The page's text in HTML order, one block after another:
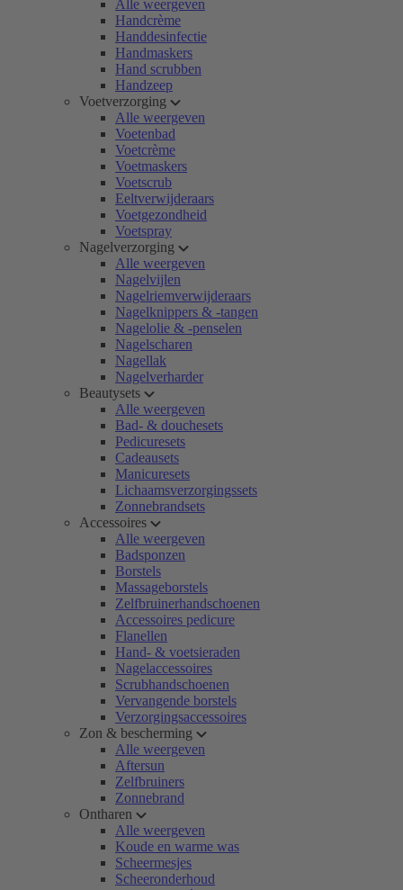
Alle weergeven
Handcrème
Handdesinfectie
Handmaskers
Hand scrubben
Handzeep
Voetverzorging
Alle weergeven
Voetenbad
Voetcrème
Voetmaskers
Voetscrub
Eeltverwijderaars
Voetgezondheid
Voetspray
Nagelverzorging
Alle weergeven
Nagelvijlen
Nagelriemverwijderaars
Nagelknippers & -tangen
Nagelolie & -penselen
Nagelscharen
Nagellak
Nagelverharder
Beautysets
Alle weergeven
Bad- & douchesets
Pedicuresets
Cadeausets
Manicuresets
Lichaamsverzorgingssets
Zonnebrandsets
Accessoires
Alle weergeven
Badsponzen
Borstels
Massageborstels
Zelfbruinerhandschoenen
Accessoires pedicure
Flanellen
Hand- & voetsieraden
Nagelaccessoires
Scrubhandschoenen
Vervangende borstels
Verzorgingsaccessoires
Zon & bescherming
Alle weergeven
Aftersun
Zelfbruiners
Zonnebrand
Ontharen
Alle weergeven
Koude en warme was
Scheermesjes
Scheeronderhoud